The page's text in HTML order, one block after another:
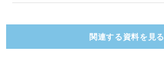
関連する資料を見る